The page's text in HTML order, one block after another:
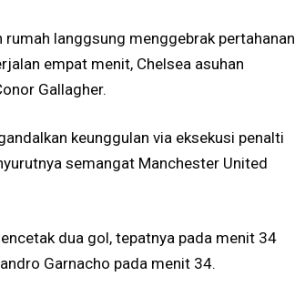
langgsung menggebrak pertahanan
empat menit, Chelsea asuhan
Gallagher.
keunggulan via eksekusi penalti
semangat Manchester United
dua gol, tepatnya pada menit 34
Garnacho pada menit 34.